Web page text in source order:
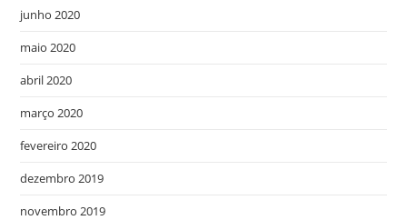
junho 2020
maio 2020
abril 2020
março 2020
fevereiro 2020
dezembro 2019
novembro 2019